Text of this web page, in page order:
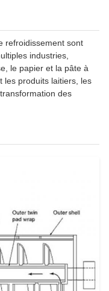
refroidissement sont
industries,
le papier et la pâte à
les produits laitiers, les
des